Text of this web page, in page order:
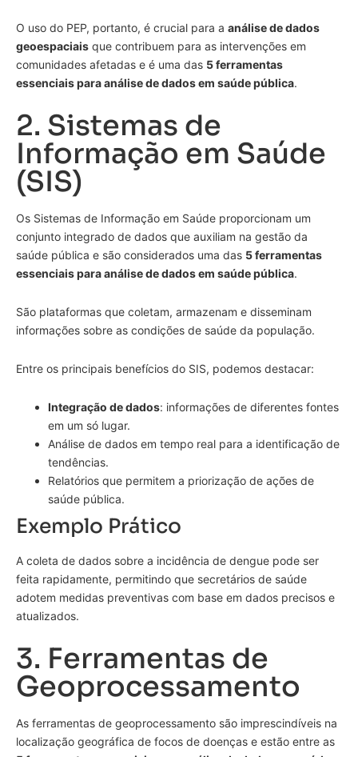
O uso do PEP, portanto, é crucial para a análise de dados
geoespaciais que contribuem para as intervenções em
comunidades afetadas e é uma das 5 ferramentas
essenciais para análise de dados em saúde pública.
2. Sistemas de
Informação em Saúde
(SIS)
Os Sistemas de Informação em Saúde proporcionam um
conjunto integrado de dados que auxiliam na gestão da
saúde pública e são considerados uma das 5 ferramentas
essenciais para análise de dados em saúde pública.
São plataformas que coletam, armazenam e disseminam
informações sobre as condições de saúde da população.
Entre os principais benefícios do SIS, podemos destacar:
Integração de dados: informações de diferentes fontes
em um só lugar.
Análise de dados em tempo real para a identificação de
tendências.
Relatórios que permitem a priorização de ações de
saúde pública.
Exemplo Prático
A coleta de dados sobre a incidência de dengue pode ser
feita rapidamente, permitindo que secretários de saúde
adotem medidas preventivas com base em dados precisos e
atualizados.
3. Ferramentas de
Geoprocessamento
As ferramentas de geoprocessamento são imprescindíveis na
localização geográfica de focos de doenças e estão entre as